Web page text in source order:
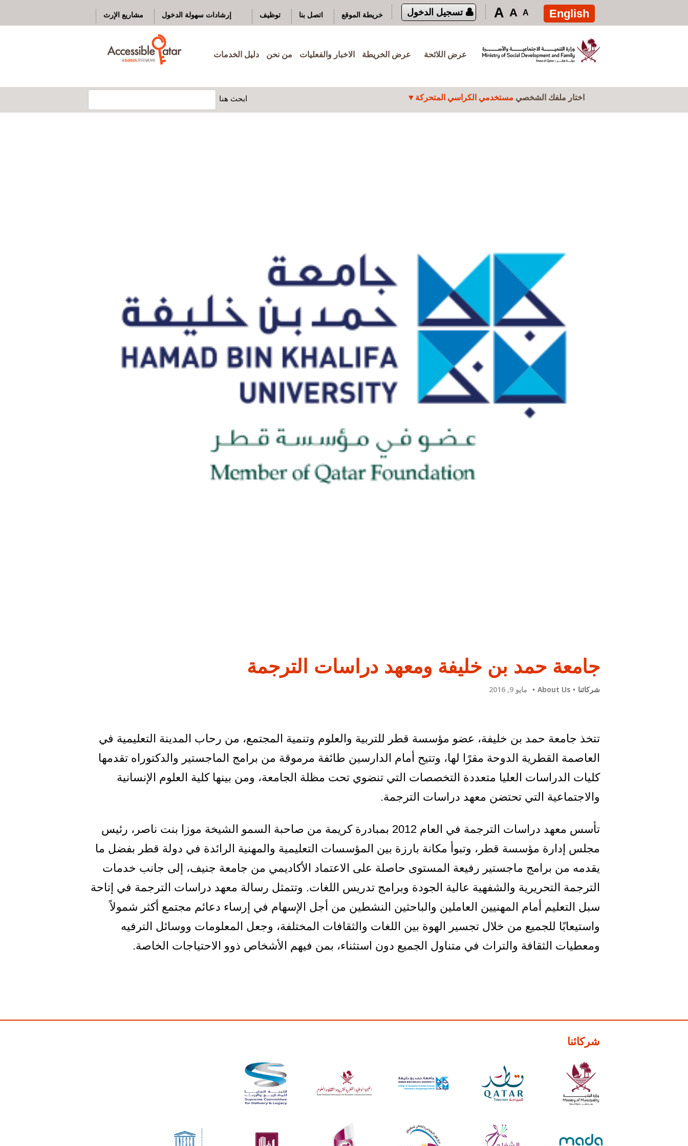
تجاوز إلى المحتوى الرئيسي
English
A
A
A تسجيل الدخول خريطة الموقع اتصل بنا توظيف إرشادات سهولة الدخول مشاريع الإرث
عرض اللائحة عرض الخريطة الاخبار والفعليات من نحن دليل الخدمات
اختار ملفك الشخصي مستخدمي الكراسي المتحركة ابحث هنا
جامعة حمد بن خليفة ومعهد دراسات الترجمة
شركائنا About Us مايو 9, 2016
تتخذ جامعة حمد بن خليفة، عضو مؤسسة قطر للتربية والعلوم وتنمية المجتمع، من رحاب المدينة التعليمية في
العاصمة القطرية الدوحة مقرًا لها، وتتيح أمام الدارسين طائفة مرموقة من برامج الماجستير والدكتوراه تقدمها
كليات الدراسات العليا متعددة التخصصات التي تنضوي تحت مظلة الجامعة، ومن بينها كلية العلوم الإنسانية
والاجتماعية التي تحتضن معهد دراسات الترجمة.
تأسس معهد دراسات الترجمة في العام 2012 بمبادرة كريمة من صاحبة السمو الشيخة موزا بنت ناصر، رئيس
مجلس إدارة مؤسسة قطر، وتبوأ مكانة بارزة بين المؤسسات التعليمية والمهنية الرائدة في دولة قطر بفضل ما
يقدمه من برامج ماجستير رفيعة المستوى حاصلة على الاعتماد الأكاديمي من جامعة جنيف، إلى جانب خدمات
الترجمة التحريرية والشفهية عالية الجودة وبرامج تدريس اللغات. وتتمثل رسالة معهد دراسات الترجمة في إتاحة
سبل التعليم أمام المهنيين العاملين والباحثين النشطين من أجل الإسهام في إرساء دعائم مجتمع أكثر شمولاً
واستيعابًا للجميع من خلال تجسير الهوة بين اللغات والثقافات المختلفة، وجعل المعلومات ووسائل الترفيه
ومعطيات الثقافة والتراث في متناول الجميع دون استثناء، بمن فيهم الأشخاص ذوو الاحتياجات الخاصة.
شركائنا